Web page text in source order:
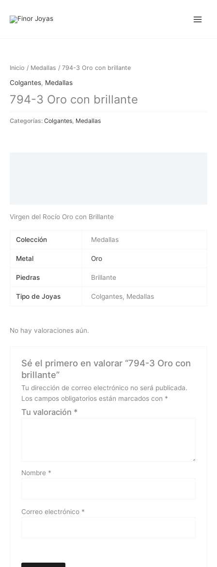
Inicio / Medallas / 794-3 Oro con brillante
Colgantes, Medallas
794-3 Oro con brillante
Categorías: Colgantes Medallas
Virgen del Rocío Oro con Brillante
Colección Medallas
Metal Oro
Piedras Brillante
Tipo de Joyas Colgantes, Medallas
No hay valoraciones aún.
Sé el primero en valorar “794-3 Oro con
brillante”
Tu dirección de correo electrónico no será publicada.
Los campos obligatorios están marcados con *
Tu valoración *
Nombre *
Correo electrónico *